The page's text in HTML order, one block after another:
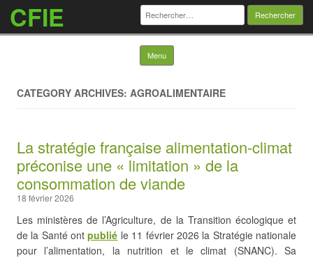
CFIE Rechercher :
Menu Skip to content
CATEGORY ARCHIVES: AGROALIMENTAIRE
La stratégie française alimentation-climat
préconise une « limitation » de la
consommation de viande
18 février 2026
Les ministères de l’Agriculture, de la Transition écologique et
de la Santé ontpublié le 11 février 2026 la Stratégie nationale
pour l’alimentation, la nutrition et le climat (SNANC). Sa